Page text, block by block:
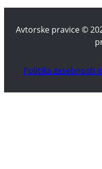
Avtorske pravice ©
Politika zasebnosti